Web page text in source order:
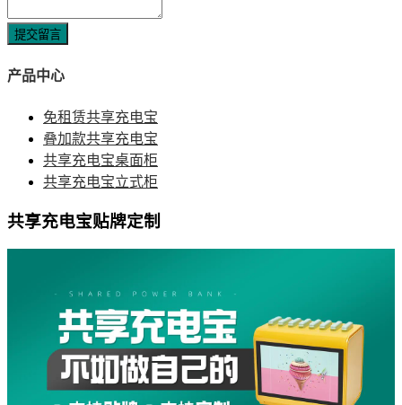
提交留言
产品中心
免租赁共享充电宝
叠加款共享充电宝
共享充电宝桌面柜
共享充电宝立式柜
共享充电宝贴牌定制